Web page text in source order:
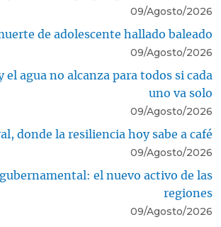
09/Agosto/2026
de adolescente hallado baleado
09/Agosto/2026
el agua no alcanza para todos si cada
uno va solo
09/Agosto/2026
donde la resiliencia hoy sabe a café
09/Agosto/2026
el nuevo activo de las
regiones
09/Agosto/2026